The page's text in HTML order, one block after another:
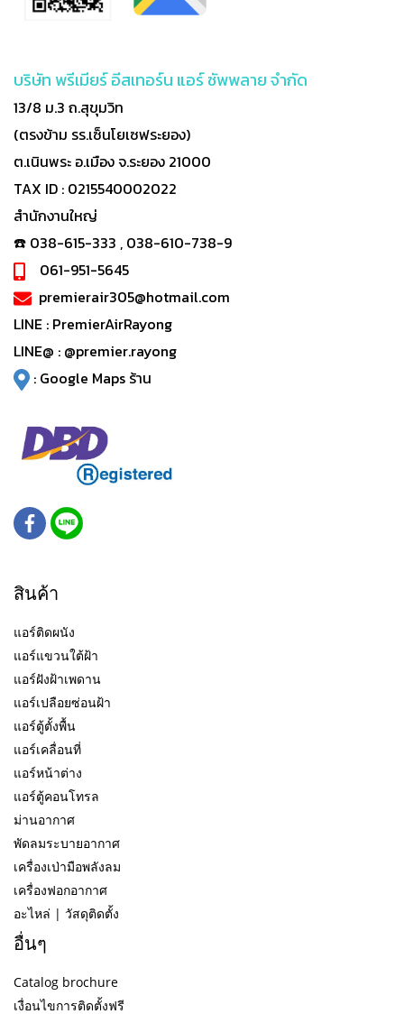
บริษัท พรีเมียร์ อีสเทอร์น แอร์ ซัพพลาย จำกัด
13/8 ม.3 ถ.สุขุมวิท
(ตรงข้าม รร.เซ็นโยเซฟระยอง)
ต.เนินพระ อ.เมือง จ.ระยอง 21000
TAX ID : 0215540002022
สำนักงานใหญ่
☎️ 038-615-333 , 038-610-738-9
061-951-5645
premierair305@hotmail.com
LINE : PremierAirRayong
LINE@ : @premier.rayong
: Google Maps ร้าน
สินค้า
แอร์ติดผนัง
แอร์แขวนใต้ฝ้า
แอร์ฝังฝ้าเพดาน
แอร์เปลือยซ่อนฝ้า
แอร์ตู้ตั้งพื้น
แอร์เคลื่อนที่
แอร์หน้าต่าง
แอร์ตู้คอนโทรล
ม่านอากาศ
พัดลมระบายอากาศ
เครื่องเป่ามือพลังลม
เครื่องฟอกอากาศ
อะไหล่ | วัสดุติดตั้ง
อื่นๆ
Catalog brochure
เงื่อนไขการติดตั้งฟรี